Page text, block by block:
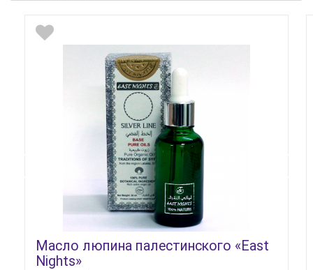
Масло люпина палестинского «East
Nights»